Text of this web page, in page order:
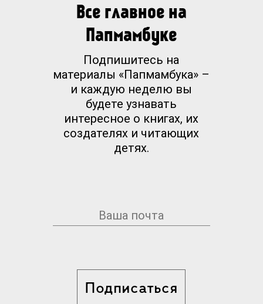
Все главное на
Папмамбуке
Подпишитесь на
материалы «Папмамбука» –
и каждую неделю вы
будете узнавать
интересное о книгах, их
создателях и читающих
детях.
Подписаться